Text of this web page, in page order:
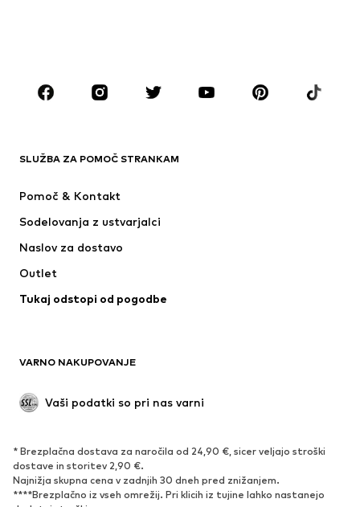
OBLAČILA
Jakne
Obleke & Suknjiči
Kopalke & Kopalna moda
Priložnosti
'Upcycling'
Novo
Nizki škornji & Škornji
Nizki čevlji
SLUŽBA ZA POMOČ STRANKAM
Pomoč & Kontakt
Sodelovanja z ustvarjalci
Naslov za dostavo
Outlet
Tukaj odstopi od pogodbe
VARNO NAKUPOVANJE
Vaši podatki so pri nas varni
* Brezplačna dostava za naročila od 24,90 €, sicer veljajo stroški
dostave in storitev 2,90 €.
Najnižja skupna cena v zadnjih 30 dneh pred znižanjem.
****Brezplačno iz vseh omrežij. Pri klicih iz tujine lahko nastanejo